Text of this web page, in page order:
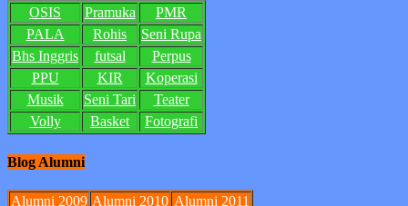
OSIS Pramuka
PMR
PALA
Rohis
Seni Rupa
Bhs Inggris
futsal
Perpus
PPU
KIR
Koperasi
Musik
Seni Tari
Teater
Volly
Basket Fotografi
Blog Alumni
Alumni 2009 Alumni 2010 Alumni 2011